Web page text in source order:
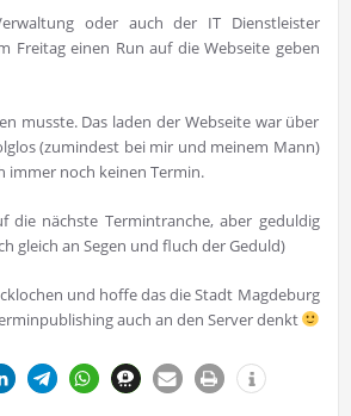
oder auch der IT Dienstleister
Freitag einen Run auf die Webseite geben
musste. Das laden der Webseite war über
(zumindest bei mir und meinem Mann)
immer noch keinen Termin.
die nächste Termintranche, aber geduldig
gleich an Segen und fluch der Geduld)
und hoffe das die Stadt Magdeburg
auch an den Server denkt